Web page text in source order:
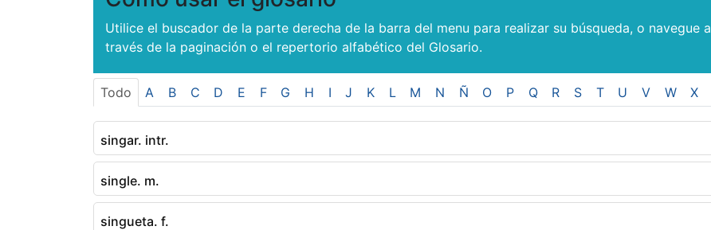
Utilice el buscador de la parte derecha de la barra del menu para realizar su búsqueda, o navegue a
través de la paginación o el repertorio alfabético del Glosario.
Todo A B C D E F G H I J K L M N Ñ O P Q R S T U V W X
singar. intr.
single. m.
singueta. f.